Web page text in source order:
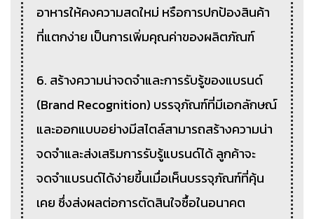
อาหารให้คงความสดใหม่ หรือการปกป้องสินค้า
ที่แตกง่าย เป็นการเพิ่มคุณค่าของผลิตภัณฑ์
6. สร้างความน่าจดจำและการรับรู้ของแบรนด์
(Brand Recognition) บรรจุภัณฑ์ที่มีเอกลักษณ์
และออกแบบอย่างมีสไตล์สามารถสร้างความน่า
จดจำและส่งเสริมการรับรู้แบรนด์ได้ ลูกค้าจะ
จดจำแบรนด์ได้ง่ายขึ้นเมื่อเห็นบรรจุภัณฑ์ที่คุ้น
เคย ซึ่งส่งผลต่อการตัดสินใจซื้อในอนาคต